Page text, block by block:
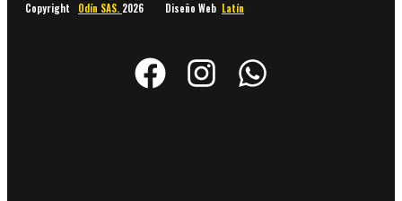
Copyright Odín SAS. 2026 Diseño Web Latín